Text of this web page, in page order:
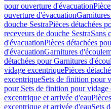
pour ouverture d'évacuation
ouverture d'évacuation
douche SestraPièces détachées
receveurs de douche SestraSans
d'évacuationPièces détachées
d'évacuationGarnitures
détachées pour Garnitures
vidage excentriquePièces
excentriqueSets de finition pour
pour Sets de finition pour vidage
excentrique et arrivée d'eau
excentrique et arrivée d'eauSets